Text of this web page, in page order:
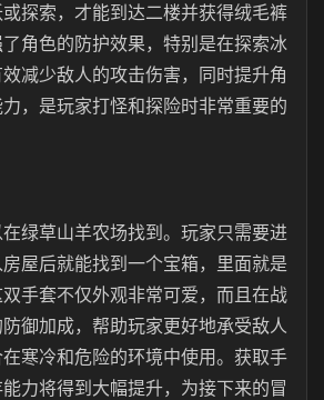
探索，才能到达二楼并获得绒毛裤
角色的防护效果，特别是在探索冰
减少敌人的攻击伤害，同时提升角
，是玩家打怪和探险时非常重要的
绿草山羊农场找到。玩家只需要进
屋后就能找到一个宝箱，里面就是
手套不仅外观非常可爱，而且在战
御加成，帮助玩家更好地承受敌人
寒冷和危险的环境中使用。获取手
力将得到大幅提升，为接下来的冒